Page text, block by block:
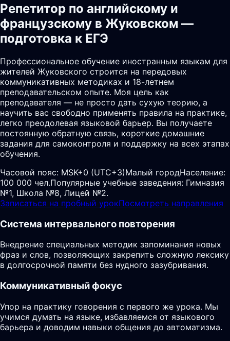
Репетитор по английскому и
французскому в Жуковском —
подготовка к ЕГЭ
Профессиональное обучение иностранным языкам для
жителей Жуковского строится на передовых
коммуникативных методиках и 18-летнем
преподавательском опыте. Моя цель как
преподавателя — не просто дать сухую теорию, а
научить вас свободно применять правила на практике,
легко преодолевая языковой барьер. Вы получаете
постоянную обратную связь, короткие домашние
задания для самоконтроля и поддержку на всех этапах
обучения.
Часовой пояс: MSK+0 (UTC+3)Малый городНаселение:
100 000 чел.Популярные учебные заведения: Гимназия
№1, Школа №8, Лицей №2.
Записаться на пробный урокПосмотреть направления
Система интервального повторения
Внедрение специальных методик запоминания новых
фраз и слов, позволяющих закрепить сложную лексику
в долгосрочной памяти без нудного зазубривания.
Коммуникативный фокус
Упор на практику говорения с первого же урока. Мы
учимся думать на языке, избавляемся от языкового
барьера и доводим навыки общения до автоматизма.